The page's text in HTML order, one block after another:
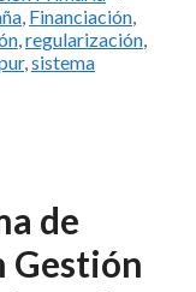
, Financiación,
,regularización,
,sistema
de
Gestión